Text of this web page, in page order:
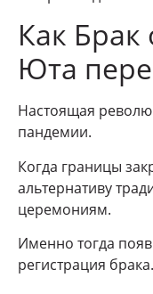
Как
Юта
Настоящая
пандемии.
Когда границы
альтернативу
церемониям.
Именно тогда
регистрация брака.